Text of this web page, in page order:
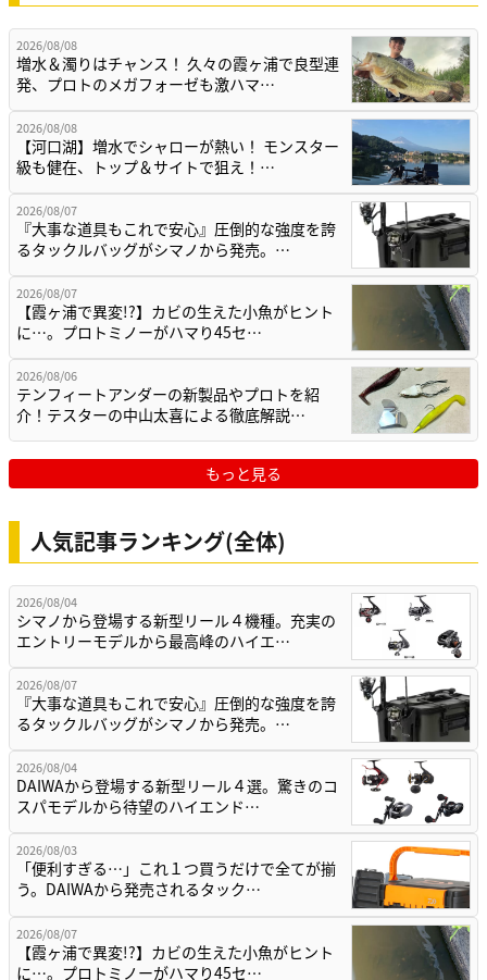
2026/08/08
増水＆濁りはチャンス！ 久々の霞ヶ浦で良型連
発、プロトのメガフォーゼも激ハマ…
2026/08/08
【河口湖】増水でシャローが熱い！ モンスター
級も健在、トップ＆サイトで狙え！…
2026/08/07
『大事な道具もこれで安心』圧倒的な強度を誇
るタックルバッグがシマノから発売。…
2026/08/07
【霞ヶ浦で異変!?】カビの生えた小魚がヒント
に…。プロトミノーがハマり45セ…
2026/08/06
テンフィートアンダーの新製品やプロトを紹
介！テスターの中山太喜による徹底解説…
もっと見る
人気記事ランキング(全体)
2026/08/04
シマノから登場する新型リール４機種。充実の
エントリーモデルから最高峰のハイエ…
2026/08/07
『大事な道具もこれで安心』圧倒的な強度を誇
るタックルバッグがシマノから発売。…
2026/08/04
DAIWAから登場する新型リール４選。驚きのコ
スパモデルから待望のハイエンド…
2026/08/03
「便利すぎる…」これ１つ買うだけで全てが揃
う。DAIWAから発売されるタック…
2026/08/07
【霞ヶ浦で異変!?】カビの生えた小魚がヒント
に…。プロトミノーがハマり45セ…